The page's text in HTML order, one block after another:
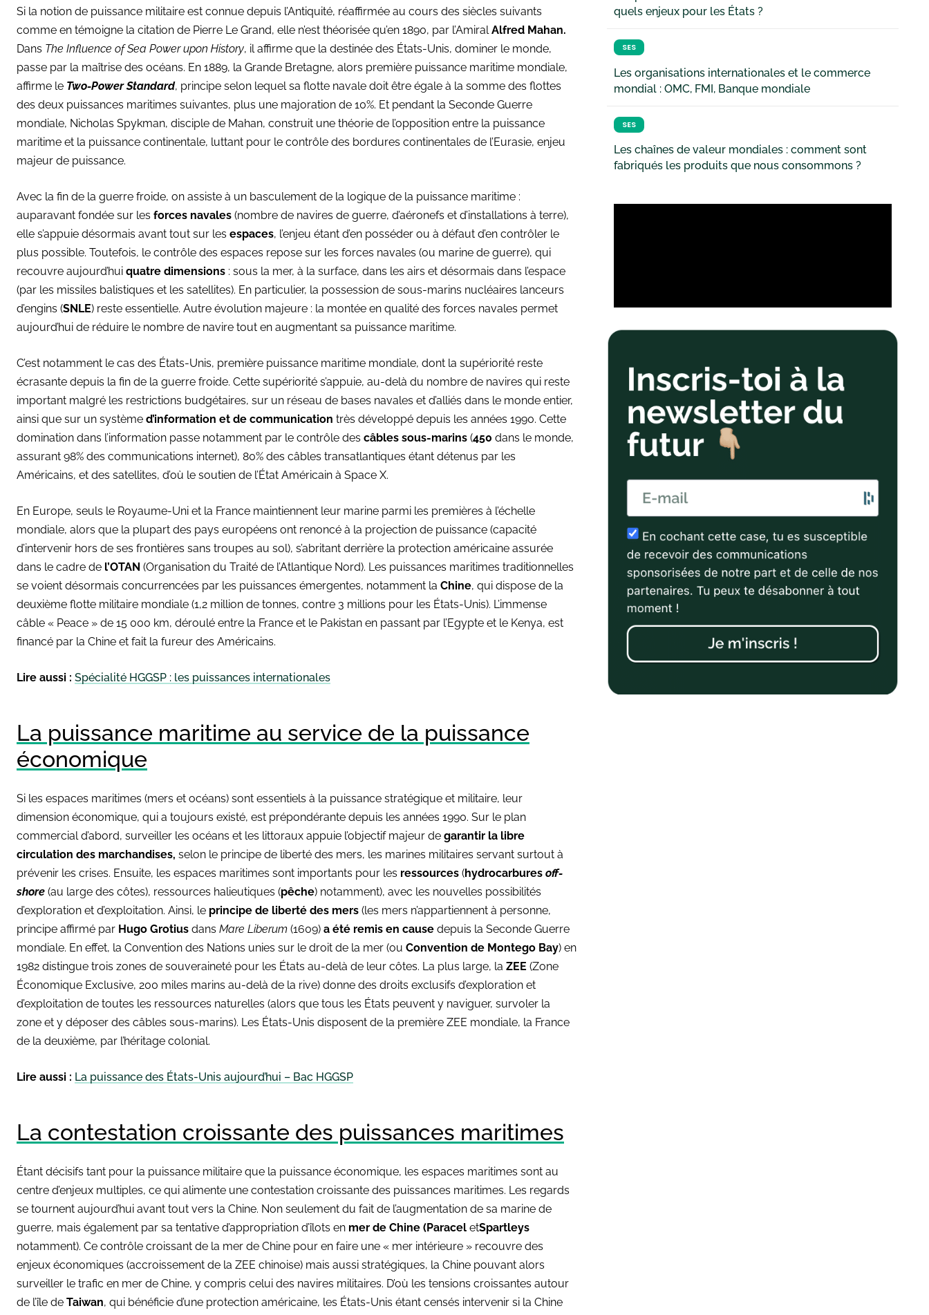
Si la notion de puissance militaire est connue depuis l’Antiquité, réaffirmée au cours des siècles suivants
comme en témoigne la citation de Pierre Le Grand, elle n’est théorisée qu’en 1890, par l’AmiralAlfred Mahan.
Dans The Influence of Sea Power upon History, il affirme que la destinée des États-Unis, dominer le monde,
passe par la maîtrise des océans. En 1889, la Grande Bretagne, alors première puissance maritime mondiale,
affirme le Two-Power Standard, principe selon lequel sa flotte navale doit être égale à la somme des flottes
des deux puissances maritimes suivantes, plus une majoration de 10%. Et pendant la Seconde Guerre
mondiale, Nicholas Spykman, disciple de Mahan, construit une théorie de l’opposition entre la puissance
maritime et la puissance continentale, luttant pour le contrôle des bordures continentales de l’Eurasie, enjeu
majeur de puissance.
Avec la fin de la guerre froide, on assiste à un basculement de la logique de la puissance maritime :
auparavant fondée sur les forces navales (nombre de navires de guerre, d’aéronefs et d’installations à terre),
elle s’appuie désormais avant tout sur les espaces, l’enjeu étant d’en posséder ou à défaut d’en contrôler le
plus possible. Toutefois, le contrôle des espaces repose sur les forces navales (ou marine de guerre), qui
recouvre aujourd’hui quatre dimensions : sous la mer, à la surface, dans les airs et désormais dans l’espace
(par les missiles balistiques et les satellites). En particulier, la possession de sous-marins nucléaires lanceurs
d’engins (SNLE) reste essentielle. Autre évolution majeure : la montée en qualité des forces navales permet
aujourd’hui de réduire le nombre de navire tout en augmentant sa puissance maritime.
C’est notamment le cas des États-Unis, première puissance maritime mondiale, dont la supériorité reste
écrasante depuis la fin de la guerre froide. Cette supériorité s’appuie, au-delà du nombre de navires qui reste
important malgré les restrictions budgétaires, sur un réseau de bases navales et d’alliés dans le monde entier,
ainsi que sur un système d’information et de communication très développé depuis les années 1990. Cette
domination dans l’information passe notamment par le contrôle des câbles sous-marins (450 dans le monde,
assurant 98% des communications internet), 80% des câbles transatlantiques étant détenus par les
Américains, et des satellites, d’où le soutien de l’État Américain à Space X.
En Europe, seuls le Royaume-Uni et la France maintiennent leur marine parmi les premières à l’échelle
mondiale, alors que la plupart des pays européens ont renoncé à la projection de puissance (capacité
d’intervenir hors de ses frontières sans troupes au sol), s’abritant derrière la protection américaine assurée
dans le cadre de l’OTAN (Organisation du Traité de l’Atlantique Nord). Les puissances maritimes traditionnelles
se voient désormais concurrencées par les puissances émergentes, notamment la Chine, qui dispose de la
deuxième flotte militaire mondiale (1,2 million de tonnes, contre 3 millions pour les États-Unis). L’immense
câble « Peace » de 15 000 km, déroulé entre la France et le Pakistan en passant par l’Egypte et le Kenya, est
financé par la Chine et fait la fureur des Américains.
Lire aussi : Spécialité HGGSP : les puissances internationales
La puissance maritime au service de la puissance
économique
Si les espaces maritimes (mers et océans) sont essentiels à la puissance stratégique et militaire, leur
dimension économique, qui a toujours existé, est prépondérante depuis les années 1990. Sur le plan
commercial d’abord, surveiller les océans et les littoraux appuie l’objectif majeur de garantir la libre
circulation des marchandises, selon le principe de liberté des mers, les marines militaires servant surtout à
prévenir les crises. Ensuite, les espaces maritimes sont importants pour les ressources (hydrocarbures off-
shore (au large des côtes), ressources halieutiques (pêche) notamment), avec les nouvelles possibilités
d’exploration et d’exploitation. Ainsi, le principe de liberté des mers (les mers n’appartiennent à personne,
principe affirmé par Hugo Grotius dans Mare Liberum (1609) a été remis en cause depuis la Seconde Guerre
mondiale. En effet, la Convention des Nations unies sur le droit de la mer (ou Convention de Montego Bay) en
1982 distingue trois zones de souveraineté pour les États au-delà de leur côtes. La plus large, la ZEE (Zone
Économique Exclusive, 200 miles marins au-delà de la rive) donne des droits exclusifs d’exploration et
d’exploitation de toutes les ressources naturelles (alors que tous les États peuvent y naviguer, survoler la
zone et y déposer des câbles sous-marins). Les États-Unis disposent de la première ZEE mondiale, la France
de la deuxième, par l’héritage colonial.
Lire aussi : La puissance des États-Unis aujourd’hui – Bac HGGSP
La contestation croissante des puissances maritimes
Étant décisifs tant pour la puissance militaire que la puissance économique, les espaces maritimes sont au
centre d’enjeux multiples, ce qui alimente une contestation croissante des puissances maritimes. Les regards
se tournent aujourd’hui avant tout vers la Chine. Non seulement du fait de l’augmentation de sa marine de
guerre, mais également par sa tentative d’appropriation d’îlots en mer de Chine (Paracel etSpartleys
notamment). Ce contrôle croissant de la mer de Chine pour en faire une « mer intérieure » recouvre des
enjeux économiques (accroissement de la ZEE chinoise) mais aussi stratégiques, la Chine pouvant alors
surveiller le trafic en mer de Chine, y compris celui des navires militaires. D’où les tensions croissantes autour
de l’île de Taiwan, qui bénéficie d’une protection américaine, les États-Unis étant censés intervenir si la Chine
quels enjeux pour les États ?
SES
Les organisations internationales et le commerce
mondial : OMC, FMI, Banque mondiale
SES
Les chaînes de valeur mondiales : comment sont
fabriqués les produits que nous consommons ?